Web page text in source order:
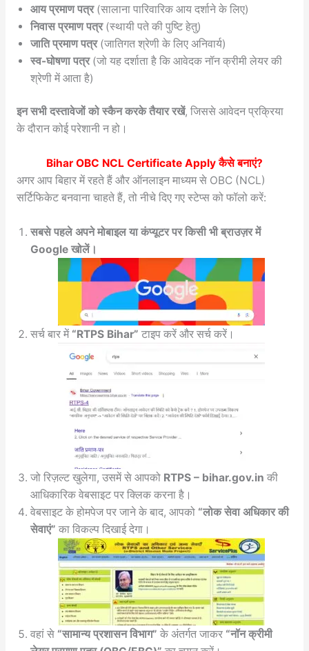
आय प्रमाण पत्र(सालाना पारिवारिक आय दर्शाने के लिए)
निवास प्रमाण पत्र(स्थायी पते की पुष्टि हेतु)
जाति प्रमाण पत्र(जातिगत श्रेणी के लिए अनिवार्य)
स्व-घोषणा पत्र(जो यह दर्शाता है कि आवेदक नॉन क्रीमी लेयर की
श्रेणी में आता है)
इन सभी दस्तावेजों को स्कैन करके तैयार रखें, जिससे आवेदन प्रक्रिया
के दौरान कोई परेशानी न हो।
Bihar OBC NCL Certificate Applyकैसे बनाएं?
अगर आप बिहार में रहते हैं और ऑनलाइन माध्यम से OBC (NCL)
सर्टिफिकेट बनवाना चाहते हैं, तो नीचे दिए गए स्टेप्स को फॉलो करें:
सबसे पहले अपने मोबाइल या कंप्यूटर पर किसी भी ब्राउज़र में
Google खोलें।
सर्च बार में “RTPS Bihar” टाइप करें और सर्च करें।
जो रिज़ल्ट खुलेगा, उसमें से आपको RTPS – bihar.gov.in की
आधिकारिक वेबसाइट पर क्लिक करना है।
वेबसाइट के होमपेज पर जाने के बाद, आपको “लोक सेवा अधिकार की
सेवाएं” का विकल्प दिखाई देगा।
वहां से “सामान्य प्रशासन विभाग” के अंतर्गत जाकर “नॉन क्रीमी